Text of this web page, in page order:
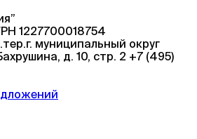
1227700018754
муниципальный округ
д. 10, стр. 2 +7 (495)